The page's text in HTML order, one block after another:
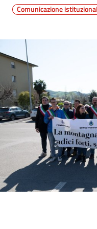
Tutti
argomenti
Comunicazione